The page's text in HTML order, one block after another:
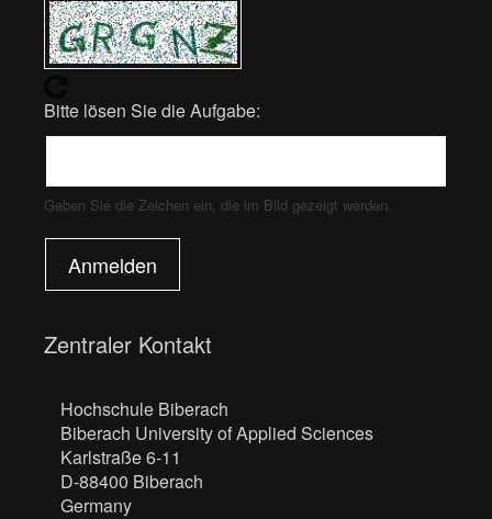
Bitte lösen Sie die Aufgabe:
Geben Sie die Zeichen ein, die im Bild gezeigt werden.
Anmelden
Zentraler Kontakt
Hochschule Biberach
Biberach University of Applied Sciences
Karlstraße 6-11
D-88400 Biberach
Germany